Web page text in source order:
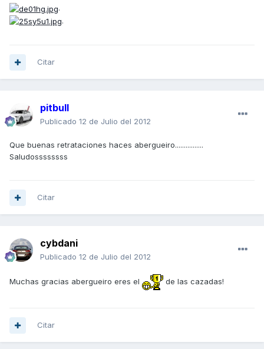
.
.
Citar
pitbull
Publicado 12 de Julio del 2012
Que buenas retrataciones haces abergueiro................
Saludossssssss
Citar
cybdani
Publicado 12 de Julio del 2012
Muchas gracias abergueiro eres el de las cazadas!
Citar